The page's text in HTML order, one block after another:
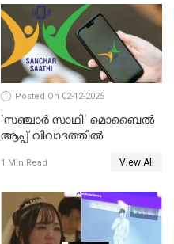
പുറത്ത്; ഐസിഎംആർ
റിപ്പോർട്ട്
Posted On 02-12-2025
'സഞ്ചാർ സാഥി' മൊബൈല്‍
ആപ്പ് വിവാദത്തില്‍
1 Min Read View All